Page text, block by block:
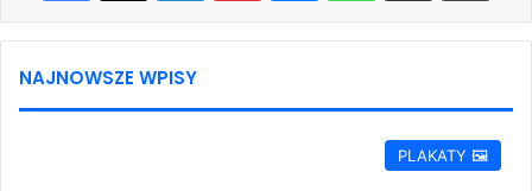
NAJNOWSZE WPISY
PLAKATY 🖼️